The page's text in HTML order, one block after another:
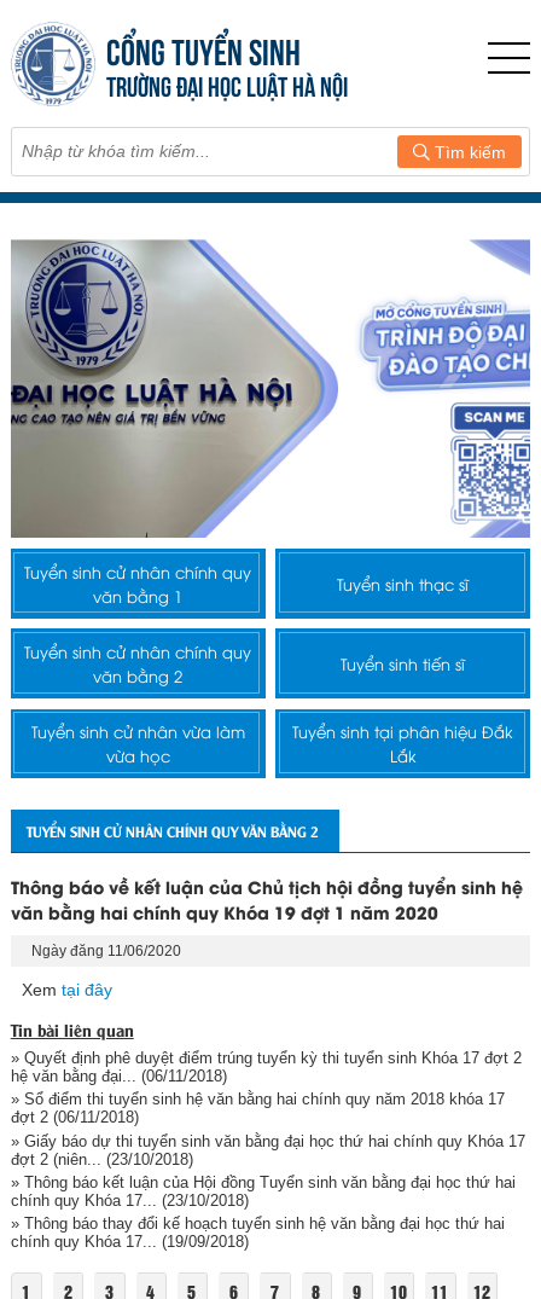
CỔNG TUYỂN SINH
TRƯỜNG ĐẠI HỌC LUẬT HÀ NỘI
Tìm kiếm
Tuyển sinh cử nhân chính quy
văn bằng 1
Tuyển sinh thạc sĩ
Tuyển sinh cử nhân chính quy
văn bằng 2
Tuyển sinh tiến sĩ
Tuyển sinh cử nhân vừa làm
vừa học
Tuyển sinh tại phân hiệu Đắk
Lắk
TUYỂN SINH CỬ NHÂN CHÍNH QUY VĂN BẰNG 2
Thông báo về kết luận của Chủ tịch hội đồng tuyển sinh hệ
văn bằng hai chính quy Khóa 19 đợt 1 năm 2020
Ngày đăng 11/06/2020
Xem tại đây
Tin bài liên quan
» Quyết định phê duyệt điểm trúng tuyển kỳ thi tuyển sinh Khóa 17 đợt 2
hệ văn bằng đại...
(06/11/2018)
» Sổ điểm thi tuyển sinh hệ văn bằng hai chính quy năm 2018 khóa 17
đợt 2(06/11/2018)
» Giấy báo dự thi tuyển sinh văn bằng đại học thứ hai chính quy Khóa 17
đợt 2 (niên...
(23/10/2018)
» Thông báo kết luận của Hội đồng Tuyển sinh văn bằng đại học thứ hai
chính quy Khóa 17... (23/10/2018)
» Thông báo thay đổi kế hoạch tuyển sinh hệ văn bằng đại học thứ hai
chính quy Khóa 17... (19/09/2018)
1 2 3 4 5 6 7 8 9 10 11
12